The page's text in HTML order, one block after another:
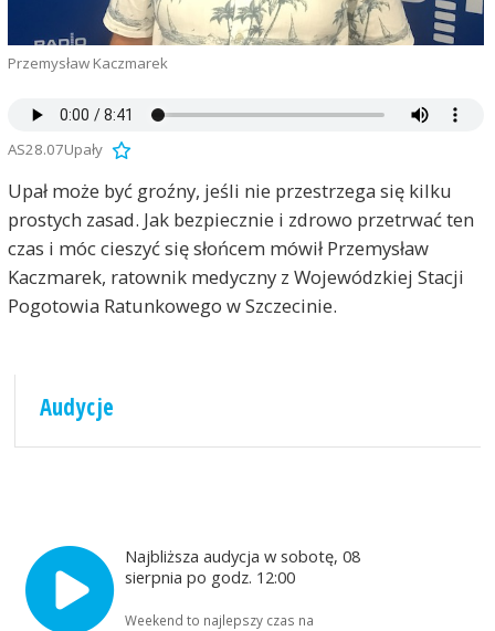
Przemysław Kaczmarek
AS28.07Upały
Upał może być groźny, jeśli nie przestrzega się kilku
prostych zasad. Jak bezpiecznie i zdrowo przetrwać ten
czas i móc cieszyć się słońcem mówił Przemysław
Kaczmarek, ratownik medyczny z Wojewódzkiej Stacji
Pogotowia Ratunkowego w Szczecinie.
Audycje
Najbliższa audycja w sobotę, 08
sierpnia po godz. 12:00
Weekend to najlepszy czas na